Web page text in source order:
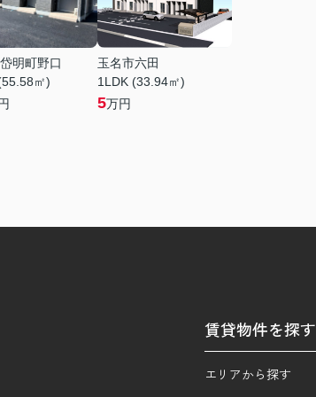
明町野口
㎡)
玉名市六田
1LDK (33.94㎡)
5万円
賃貸物件を探す
エリアから探す